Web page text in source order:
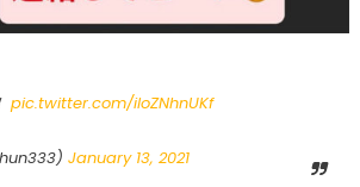
pic.twitter.com/iloZNhnUKf
January 13, 2021